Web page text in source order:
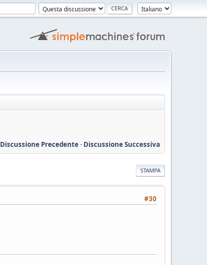
Discussione Precedente- Discussione Successiva
STAMPA
#30